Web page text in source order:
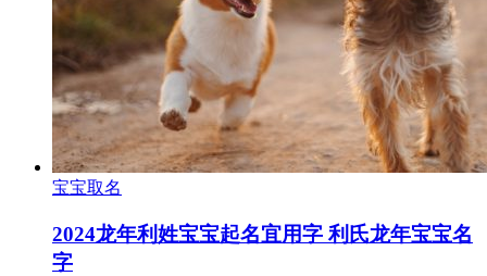
宝宝取名
2024龙年利姓宝宝起名宜用字 利氏龙年宝宝名
字